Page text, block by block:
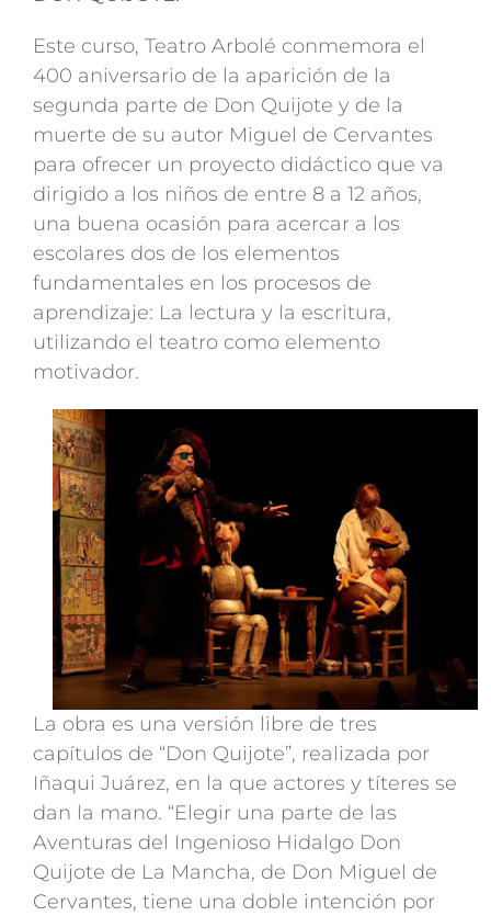
Este curso, Teatro Arbolé conmemora el
400 aniversario de la aparición de la
segunda parte de Don Quijote y de la
muerte de su autor Miguel de Cervantes
para ofrecer un proyecto didáctico que va
dirigido a los niños de entre 8 a 12 años,
una buena ocasión para acercar a los
escolares dos de los elementos
fundamentales en los procesos de
aprendizaje: La lectura y la escritura,
utilizando el teatro como elemento
motivador.
La obra es una versión libre de tres
capítulos de “Don Quijote”, realizada por
Iñaqui Juárez, en la que actores y títeres se
dan la mano. “Elegir una parte de las
Aventuras del Ingenioso Hidalgo Don
Quijote de La Mancha, de Don Miguel de
Cervantes, tiene una doble intención por